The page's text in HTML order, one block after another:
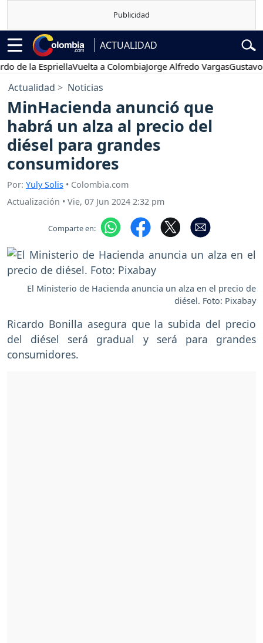
ACTUALIDAD
la EspriellaVuelta a ColombiaJorge Alfredo VargasGustavo
Actualidad Noticias
MinHacienda anunció que
habrá un alza al precio del
diésel para grandes
consumidores
Por: Yuly Solis • Colombia.com
Actualización • Vie, 07 Jun 2024 2:32 pm
Comparte en:
El Ministerio de Hacienda anuncia un alza en el precio de
diésel. Foto: Pixabay
Ricardo Bonilla asegura que la subida del precio
del diésel será gradual y será para grandes
consumidores.